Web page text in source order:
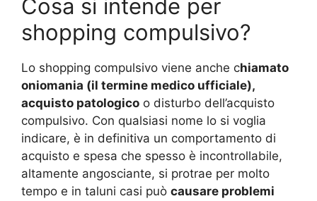
Cosa si intende per
shopping compulsivo?
Lo shopping compulsivo viene anche chiamato
oniomania (il termine medico ufficiale),
acquisto patologico o disturbo dell’acquisto
compulsivo. Con qualsiasi nome lo si voglia
indicare, è in definitiva un comportamento di
acquisto e spesa che spesso è incontrollabile,
altamente angosciante, si protrae per molto
tempo e in taluni casi può causare problemi